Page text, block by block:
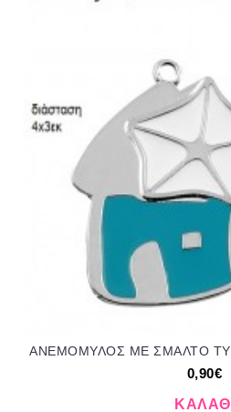
0,90€
ΚΑΛΆΘΙ